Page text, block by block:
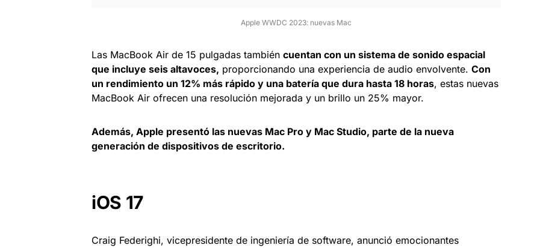
Apple WWDC 2023: nuevas Mac
Las MacBook Air de 15 pulgadas también cuentan con un sistema de sonido espacial
que incluye seis altavoces, proporcionando una experiencia de audio envolvente. Con
un rendimiento un 12% más rápido y una batería que dura hasta 18 horas, estas nuevas
MacBook Air ofrecen una resolución mejorada y un brillo un 25% mayor.
Además, Apple presentó las nuevas Mac Pro y Mac Studio, parte de la nueva
generación de dispositivos de escritorio.
iOS 17
Craig Federighi, vicepresidente de ingeniería de software, anunció emocionantes